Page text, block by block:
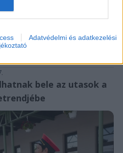
Adatvédelmi és adatkezelési
ahol fine dining étteremet is
meghiúsult.
bele az utasok a